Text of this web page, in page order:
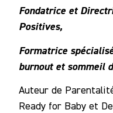
Fondatrice et
Positives,
Formatrice
burnout et sommeil
Auteur de
Ready for Baby et